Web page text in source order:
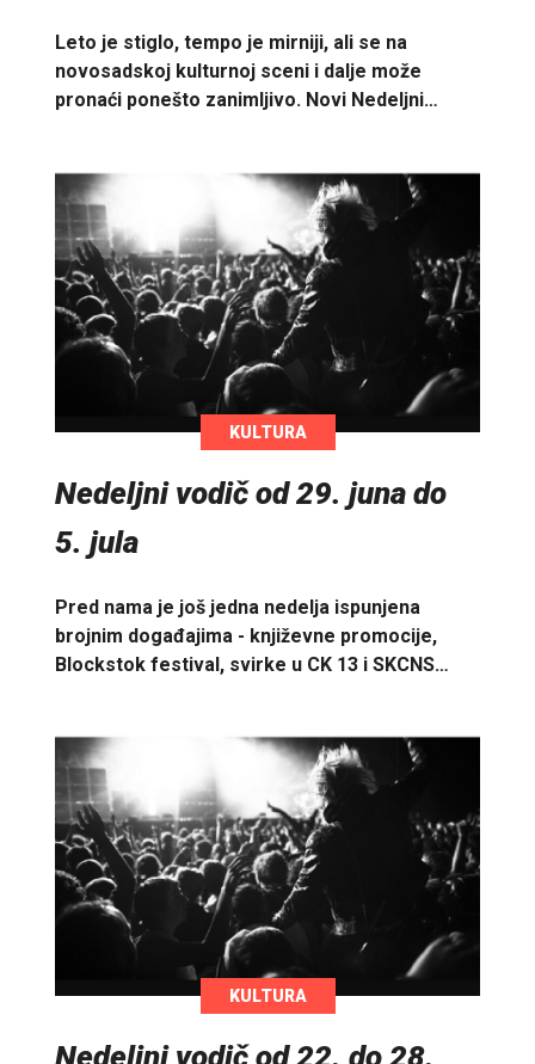
Leto je stiglo, tempo je mirniji, ali se na
novosadskoj kulturnoj sceni i dalje može
pronaći ponešto zanimljivo. Novi Nedeljni…
KULTURA
Nedeljni vodič od 29. juna do
5. jula
Pred nama je još jedna nedelja ispunjena
brojnim događajima - književne promocije,
Blockstok festival, svirke u CK 13 i SKCNS…
KULTURA